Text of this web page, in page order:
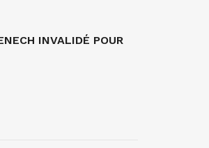
INVALIDÉ POUR